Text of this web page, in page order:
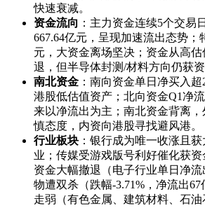
快速衰减。
资金流向 ：主力资金连续5个交易
667.64亿元，呈现加速流出态势；
元，大资金离场坚决；资金从高
退，但半导体封测/材料方向仍获资
南北资金 ：南向资金单日净买入
港股低估值资产；北向资金Q1净
来以净流出为主；南北资金背离
慎态度，内资向港股寻找避风港。
行业板块 ：银行成为唯一收涨且
业；传媒受游戏版号利好催化获
资金大幅撤退（电子行业单日净
物遭双杀（跌幅-3.71%，净流出
走弱（有色金属、建筑材料、石油